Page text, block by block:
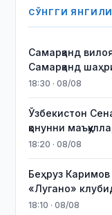
СЎНГГИ
Самарқанд
Самарқанд
18:30 · 08/08
Ўзбекистон
қонунни
18:20 · 08/08
Беҳруз
«Лугано»
18:10 · 08/08